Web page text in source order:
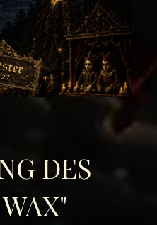
DES